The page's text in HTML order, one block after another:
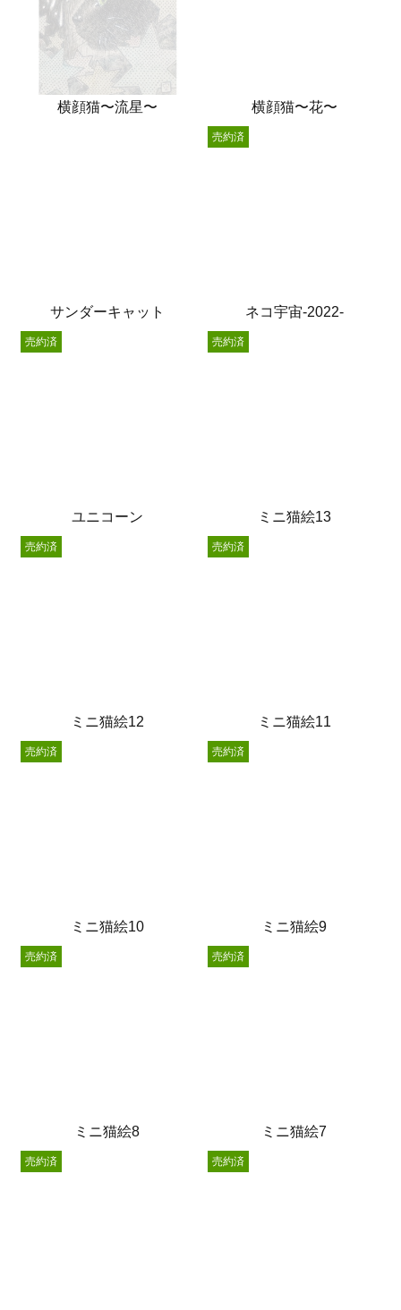
横顔猫〜流星〜 横顔猫〜花〜
サンダーキャット ネコ宇宙-2022-
売約済
ユニコーン
売約済
ミニ猫絵13
売約済
ミニ猫絵12
売約済
ミニ猫絵11
売約済
ミニ猫絵10
売約済
ミニ猫絵9
売約済
ミニ猫絵8
売約済
ミニ猫絵7
売約済
売約済 売約済